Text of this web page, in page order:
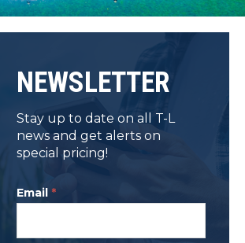
NEWSLETTER
Stay up to date on all T-L
news and get alerts on
special pricing!
Newsletter
Email *